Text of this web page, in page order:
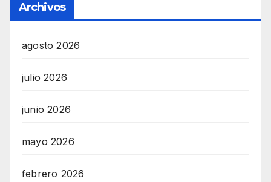
Archivos
agosto 2026
julio 2026
junio 2026
mayo 2026
febrero 2026